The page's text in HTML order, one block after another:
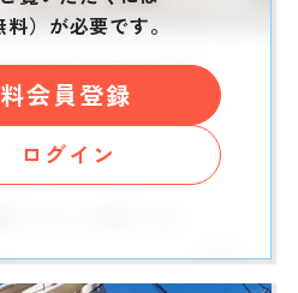
）が必要です。
会員登録
ログイン